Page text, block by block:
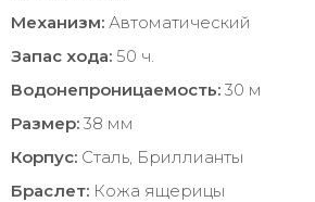
Механизм: Автоматический
Запас хода: 50 ч.
Водонепроницаемость: 30 м
Размер: 38 мм
Корпус: Сталь, Бриллианты
Браслет: Кожа ящерицы